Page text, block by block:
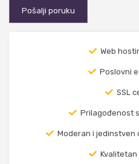
Web
Poslovni
SSL
Prilagođenost
Moderan i jedinstven
Kvalitetan